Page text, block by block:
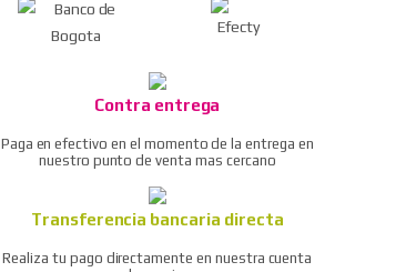
Ver todos
profesional eclipse 500-
compresor/soplador del
Ratchet neumático / llave
de trinquete de aire
Contra entrega
Paga en efectivo en el momento de la entrega en
nuestro punto de venta mas cercano
Transferencia bancaria directa
Realiza tu pago directamente en nuestra cuenta